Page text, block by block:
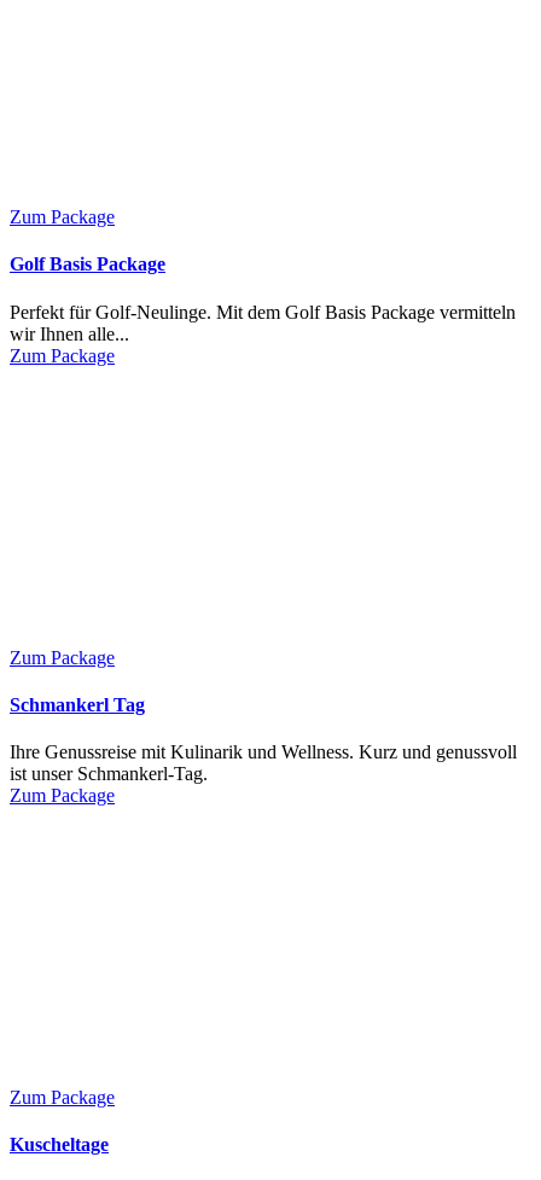
Zum Package
Golf Basis Package
Perfekt für Golf-Neulinge. Mit dem Golf Basis Package vermitteln
wir Ihnen alle...
Zum Package
Zum Package
Schmankerl Tag
Ihre Genussreise mit Kulinarik und Wellness. Kurz und genussvoll
ist unser Schmankerl-Tag.
Zum Package
Zum Package
Kuscheltage